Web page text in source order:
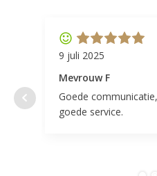
9 juli 2025
Mevrouw F
Goede
goede service.